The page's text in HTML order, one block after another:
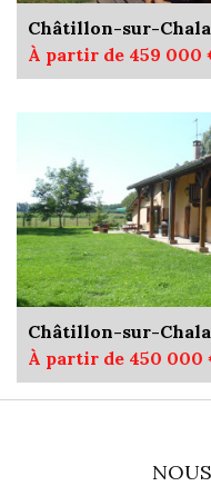
Châtillon-sur-
À partir de 459 000
Châtillon-sur-
À partir de 450 000